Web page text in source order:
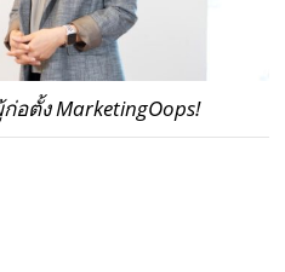
ตั้ง MarketingOops!